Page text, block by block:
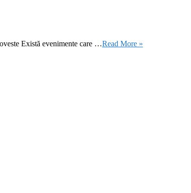
Există evenimente care …Read More »